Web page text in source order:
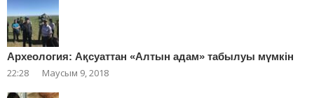
Археология: Ақсуаттан «Алтын адам» табылуы мүмкін
22:28 Маусым 9, 2018